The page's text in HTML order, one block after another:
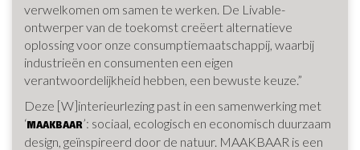
verwelkomen om samen te werken. De Livable-
ontwerper van de toekomst creëert alternatieve
oplossing voor onze consumptiemaatschappij, waarbij
industrieën en consumenten een eigen
verantwoordelijkheid hebben, een bewuste keuze.”
Deze [W]interieurlezing past in een samenwerking met
‘MAAKBAAR’: sociaal, ecologisch en economisch duurzaam
design, geïnspireerd door de natuur. MAAKBAAR is een